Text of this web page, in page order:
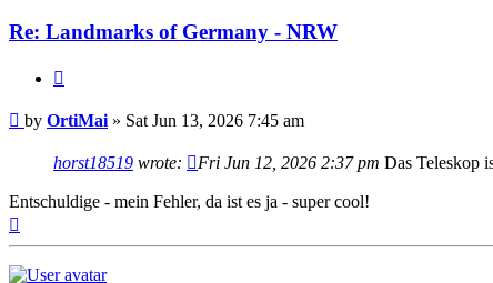
Re: Landmarks of Germany - NRW
Post
by OrtiMai » Sat Jun 13, 2026 7:45 am
horst18519 wrote: Fri Jun 12, 2026 2:37 pm Das Teleskop
Entschuldige - mein Fehler, da ist es ja - super cool!